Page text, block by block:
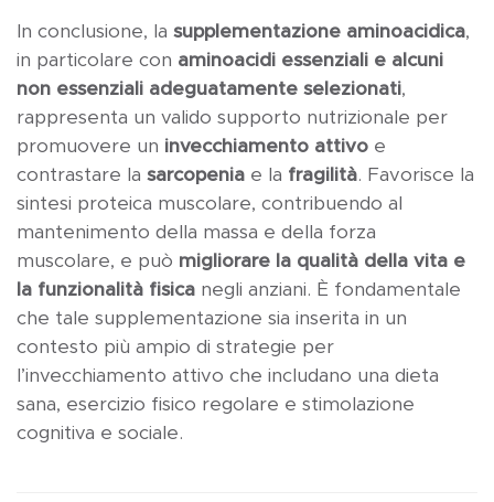
In conclusione, la supplementazione aminoacidica,
in particolare con aminoacidi essenziali e alcuni
non essenziali adeguatamente selezionati,
rappresenta un valido supporto nutrizionale per
promuovere un invecchiamento attivo e
contrastare la sarcopenia e la fragilità. Favorisce la
sintesi proteica muscolare, contribuendo al
mantenimento della massa e della forza
muscolare, e può migliorare la qualità della vita e
la funzionalità fisica negli anziani. È fondamentale
che tale supplementazione sia inserita in un
contesto più ampio di strategie per
l’invecchiamento attivo che includano una dieta
sana, esercizio fisico regolare e stimolazione
cognitiva e sociale.